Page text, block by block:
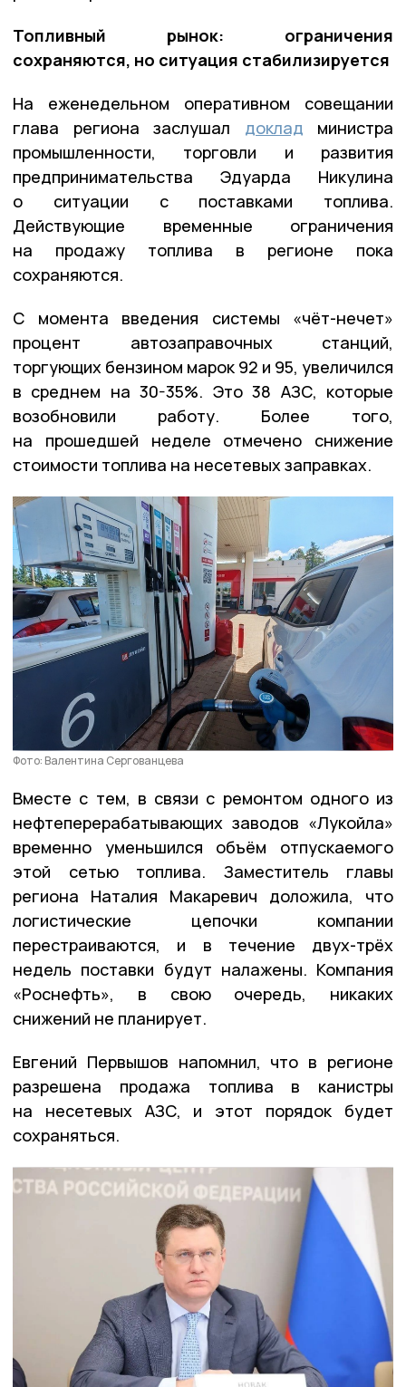
Топливный рынок: ограничения
сохраняются, но ситуация стабилизируется
На еженедельном оперативном совещании
глава региона заслушал доклад министра
промышленности, торговли и развития
предпринимательства Эдуарда Никулина
о ситуации с поставками топлива.
Действующие временные ограничения
на продажу топлива в регионе пока
сохраняются.
С момента введения системы «чёт-нечет»
процент автозаправочных станций,
торгующих бензином марок 92 и 95, увеличился
в среднем на 30-35%. Это 38 АЗС, которые
возобновили работу. Более того,
на прошедшей неделе отмечено снижение
стоимости топлива на несетевых заправках.
Фото: Валентина Сергованцева
Вместе с тем, в связи с ремонтом одного из
нефтеперерабатывающих заводов «Лукойла»
временно уменьшился объём отпускаемого
этой сетью топлива. Заместитель главы
региона Наталия Макаревич доложила, что
логистические цепочки компании
перестраиваются, и в течение двух-трёх
недель поставки будут налажены. Компания
«Роснефть», в свою очередь, никаких
снижений не планирует.
Евгений Первышов напомнил, что в регионе
разрешена продажа топлива в канистры
на несетевых АЗС, и этот порядок будет
сохраняться.